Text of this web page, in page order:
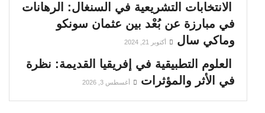
الانتخابات التشريعية في السنغال: الرهانات
في مبارزة عن بُعْد بين عثمان سونكو
وماكي سال
أكتوبر 21, 2024
العلوم التطبيقية في إفريقيا القديمة: نظرة
في الأثر والمؤثرات
أغسطس 3, 2026